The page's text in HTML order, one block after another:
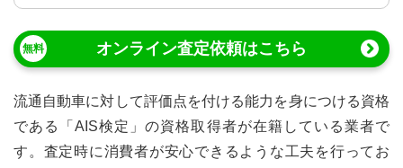
オンライン査定依頼はこちら
流通自動車に対して評価点を付ける能力を身につける資格
である「AIS検定」の資格取得者が在籍している業者で
す。査定時に消費者が安心できるような工夫を行ってお